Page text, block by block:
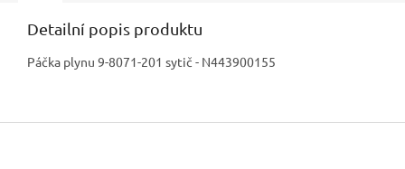
Detailní popis produktu
Páčka plynu 9-8071-201 sytič - N443900155
Z